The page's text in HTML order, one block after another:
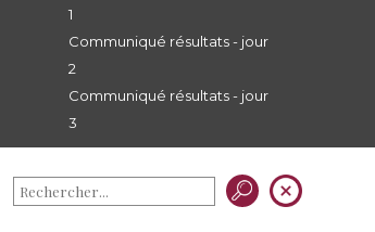
1
Communiqué résultats - jour
2
Communiqué résultats - jour
3